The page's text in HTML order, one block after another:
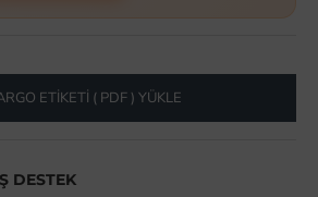
ETIKETI ( PDF ) YÜKLE
DESTEK